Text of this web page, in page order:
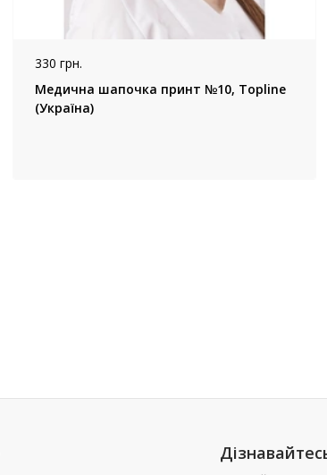
330 грн.
Медична шапочка принт №10, Topline
(Україна)